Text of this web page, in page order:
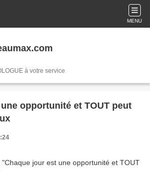
MENU
à votre service
opportunité et TOUT peut